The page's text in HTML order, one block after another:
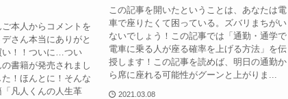
本人からコメントを
さん本当にありがと
い！！ついに…つい
書籍が発売されまし
！ほんとに！そんな
凡人くんの人生革
この記事を開いたということは、あなたは電
車で座りたくて困っている。ズバリまちがい
ないでしょう！この記事では「通勤・通学で
電車に乗る人が座る確率を上げる方法」を伝
授します！この記事を読めば、明日の通勤か
ら席に座れる可能性がグーンと上がりま...
2021.03.08